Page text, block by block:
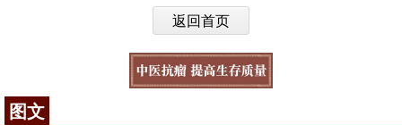
眼底病、高度近视、白内障等专科。耳鼻喉科：耳
鸣、耳聋、鼻咽癌、慢性咽炎等专科。皮肤科：银屑
美容、性病专科等。肛肠科：肛裂、
痔疮。肿瘤科：肺癌、肝癌、肠癌等专科。此外，设
有肝炎门诊、肠道门诊、发热门诊。医院医疗实力雄
返回首页
图文